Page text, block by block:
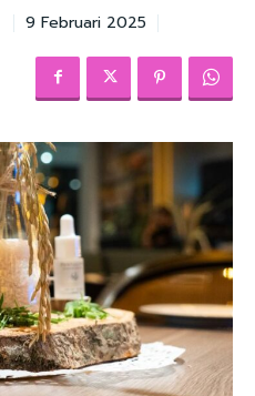
9 Februari 2025